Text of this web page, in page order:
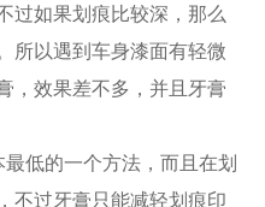
过如果划痕比较深，那么
所以遇到车身漆面有轻微
，效果差不多，并且牙膏
低的一个方法，而且在划
不过牙膏只能减轻划痕印